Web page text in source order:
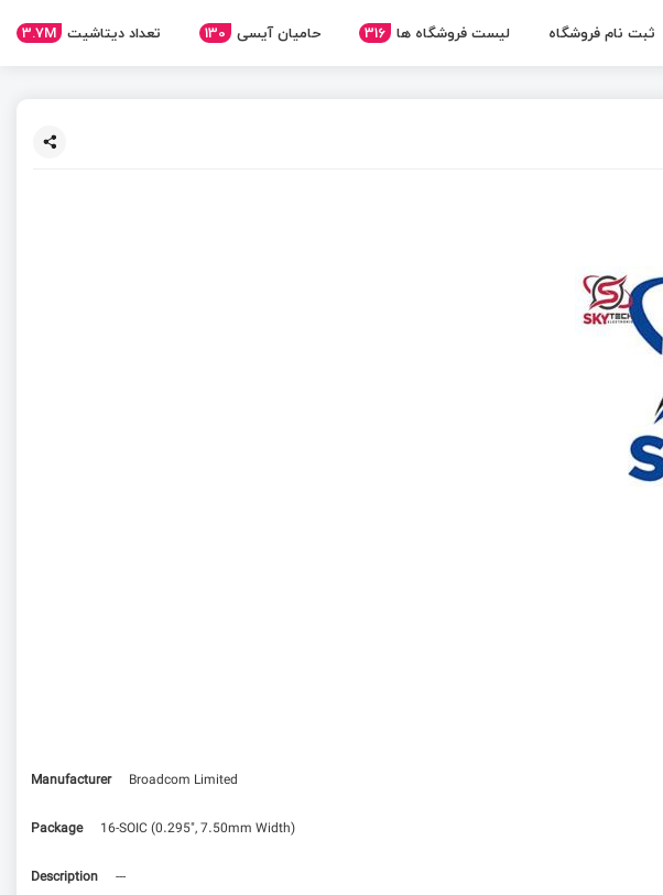
ثبت نام فروشگاه لیست فروشگاه ها 316 حامیان آیسی 130 تعداد دیتاشیت 3.7M
Manufacturer
Broadcom Limited
Package 16-SOIC (0.295", 7.50mm Width)
Description ---